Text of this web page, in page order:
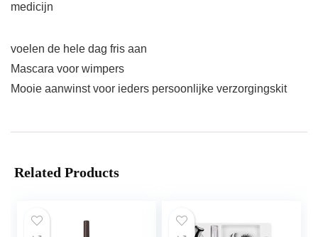
medicijn
voelen de hele dag fris aan
Mascara voor wimpers
Mooie aanwinst voor ieders persoonlijke verzorgingskit
Related Products